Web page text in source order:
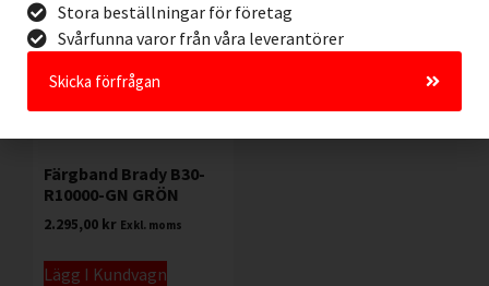
Färgband Brady B30-
R10000-GN GRÖN
2.295,00 kr Exkl. moms
Lägg I Kundvagn
Stora beställningar för företag
Svårfunna varor från våra leverantörer
Skicka förfrågan